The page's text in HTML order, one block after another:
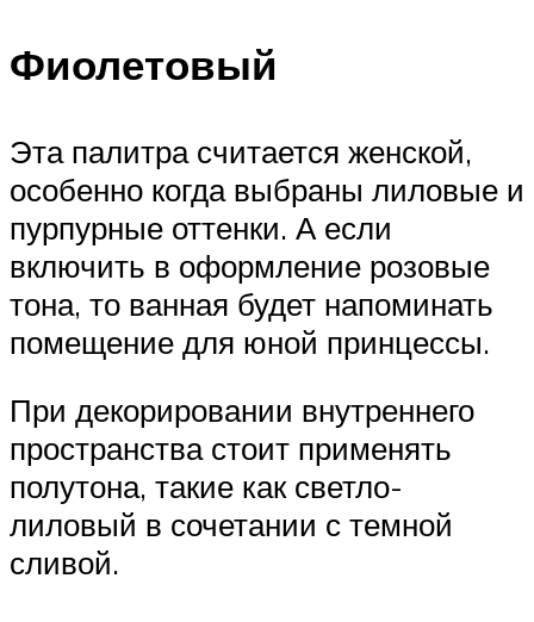
Фиолетовый
Эта палитра считается женской,
особенно когда выбраны лиловые и
пурпурные оттенки. А если
включить в оформление розовые
тона, то ванная будет напоминать
помещение для юной принцессы.
При декорировании внутреннего
пространства стоит применять
полутона, такие как светло-
лиловый в сочетании с темной
сливой.